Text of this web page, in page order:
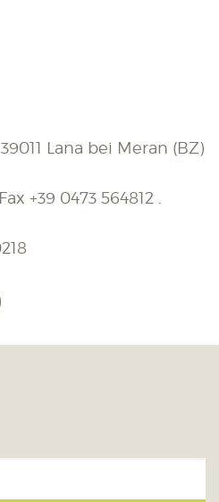
Lana bei Meran (BZ)
+39 0473 564812